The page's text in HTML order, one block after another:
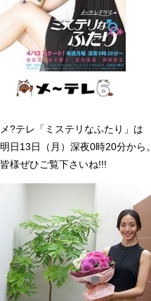
メ?テレ「ミステリなふたり」は
明日13日（月）深夜0時20分から。
皆様ぜひご覧下さいね!!!